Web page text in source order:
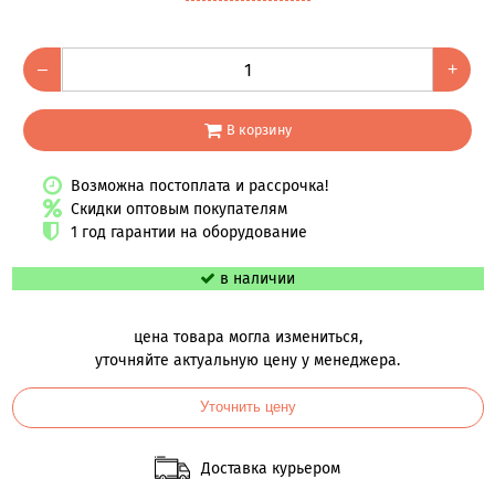
– +
В корзину
Возможна постоплата и рассрочка!
Скидки оптовым покупателям
1 год гарантии на оборудование
в наличии
цена товара могла измениться,
уточняйте актуальную цену у менеджера.
Уточнить цену
Доставка курьером